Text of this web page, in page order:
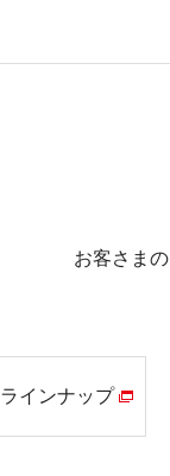
お客さま
ラインナップ